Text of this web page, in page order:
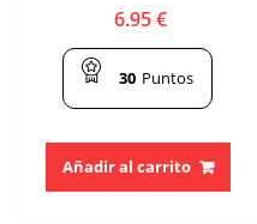
6.95€
30 Puntos
Añadir al carrito